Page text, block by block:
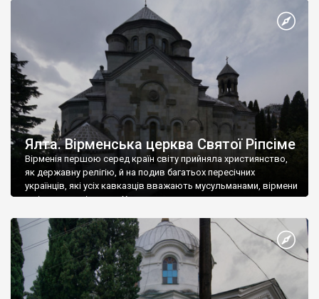
Херсонесі Володимир-язичник, став Василем-християнином.
А потім було Хрещення Русі. На честь Херсонесу Таврійського
Ялта. Вірменська церква Святої Ріпсіме
Вірменія першою серед країн світу прийняла християнство,
як державну релігію, й на подив багатьох пересічних
українців, які усіх кавказців вважають мусульманами, вірмени
є відданими вірянами Христа